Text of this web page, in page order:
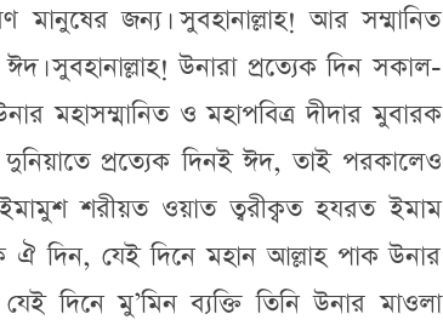
মানুষের জন্য। সুবহানাল্লাহ! আর সম্মানিত
সুবহানাল্লাহ! উনারা প্রত্যেক দিন সকাল-
মহাসম্মানিত ও মহাপবিত্র দীদার মুবারক
দুনিয়াতে প্রত্যেক দিনই ঈদ, তাই পরকালেও
শরীয়ত ওয়াত ত্বরীক্বত হযরত ইমাম
ঐ দিন, যেই দিনে মহান আল্লাহ পাক উনার
দিনে মু’মিন ব্যক্তি তিনি উনার মাওলা